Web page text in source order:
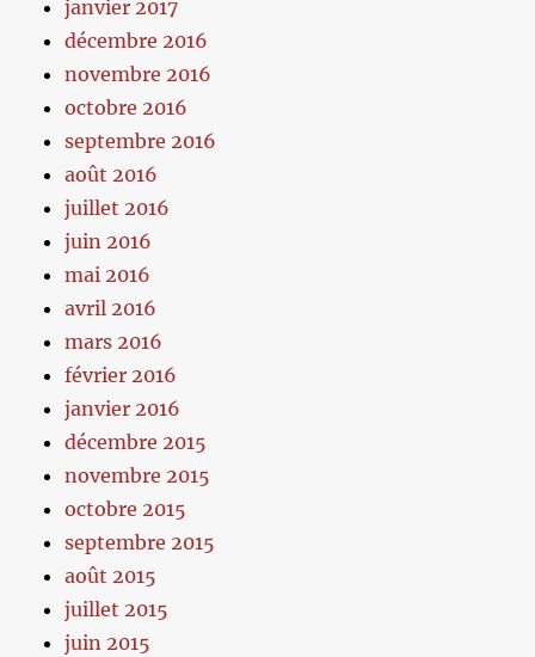
janvier 2017
décembre 2016
novembre 2016
octobre 2016
septembre 2016
août 2016
juillet 2016
juin 2016
mai 2016
avril 2016
mars 2016
février 2016
janvier 2016
décembre 2015
novembre 2015
octobre 2015
septembre 2015
août 2015
juillet 2015
juin 2015